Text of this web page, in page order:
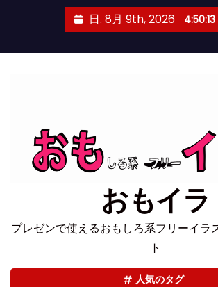
日. 8月 9th, 2026
おもイラ
プレゼンで使えるおもしろ系フリーイラ
ト
人気のタグ